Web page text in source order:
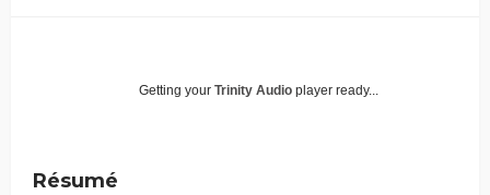
Getting your Trinity Audio player ready...
Résumé